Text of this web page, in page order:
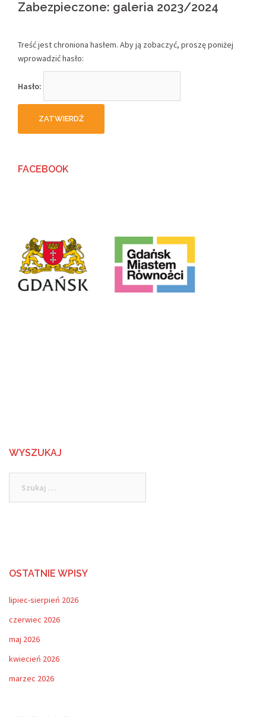
Zabezpieczone: galeria 2023/2024
Treść jest chroniona hasłem. Aby ją zobaczyć, proszę poniżej
wprowadzić hasło:
Hasło:
FACEBOOK
WYSZUKAJ
OSTATNIE WPISY
lipiec-sierpień 2026
czerwiec 2026
maj 2026
kwiecień 2026
marzec 2026